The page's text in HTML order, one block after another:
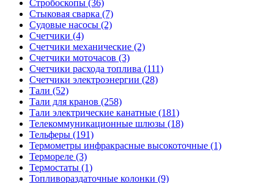
Стробоскопы (36)
Стыковая сварка (7)
Судовые насосы (2)
Счетчики (4)
Счетчики механические (2)
Счетчики моточасов (3)
Счетчики расхода топлива (111)
Счетчики электроэнергии (28)
Тали (52)
Тали для кранов (258)
Тали электрические канатные (181)
Телекоммуникационные шлюзы (18)
Тельферы (191)
Термометры инфракрасные высокоточные (1)
Термореле (3)
Термостаты (1)
Топливораздаточные колонки (9)